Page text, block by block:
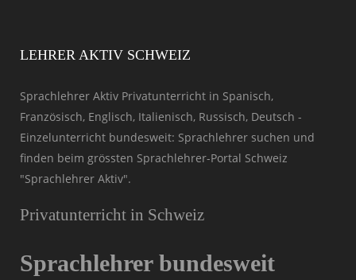
LEHRER AKTIV SCHWEIZ
Sprachlehrer Aktiv Privatunterricht in Spanisch,
Französisch, Englisch, Italienisch, Russisch, Deutsch -
Einzelunterricht bundesweit: Sprachlehrer suchen und
finden beim grössten Sprachlehrer-Portal Schweiz
"Sprachlehrer Aktiv".
Privatunterricht in Schweiz
Sprachlehrer bundesweit